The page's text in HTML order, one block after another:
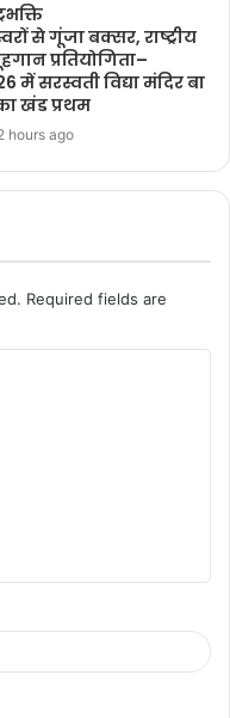
से गूंजा बक्सर, राष्ट्रीय
प्रतियोगिता–
में सरस्वती विद्या मंदिर बा
खंड प्रथम
hours ago
Required fields are